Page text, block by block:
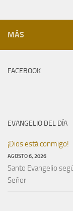
MÁS
FACEBOOK
EVANGELIO DEL DÍA
¡Dios está conmigo!
AGOSTO 6, 2026
Santo Evangelio
Señor